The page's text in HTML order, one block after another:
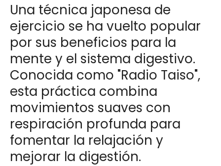
Una técnica japonesa de
ejercicio se ha vuelto popular
por sus beneficios para la
mente y el sistema digestivo.
Conocida como "Radio Taiso",
esta práctica combina
movimientos suaves con
respiración profunda para
fomentar la relajación y
mejorar la digestión.